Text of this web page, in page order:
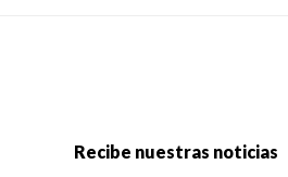
Recibe nuestras noticias